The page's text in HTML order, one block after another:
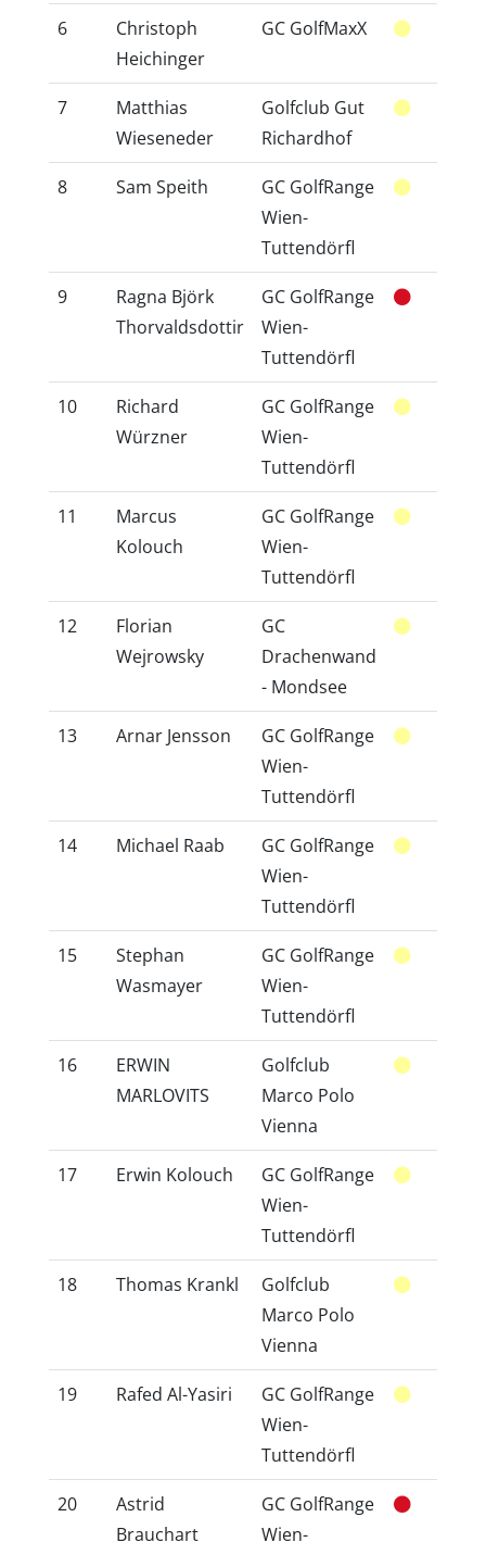
6
Christoph
Heichinger
GC GolfMaxX
7
Matthias
Wieseneder
Golfclub Gut
Richardhof
8 Sam Speith
GC GolfRange
Wien-
Tuttendörfl
9
Ragna Björk
Thorvaldsdottir
GC GolfRange
Wien-
Tuttendörfl
10
Richard
Würzner
GC GolfRange
Wien-
Tuttendörfl
11
Marcus
Kolouch
GC GolfRange
Wien-
Tuttendörfl
12
Florian
Wejrowsky
GC
Drachenwand
- Mondsee
13 Arnar Jensson
GC GolfRange
Wien-
Tuttendörfl
14 Michael Raab
GC GolfRange
Wien-
Tuttendörfl
15
Stephan
Wasmayer
GC GolfRange
Wien-
Tuttendörfl
16
ERWIN
MARLOVITS
Golfclub
Marco Polo
Vienna
17 Erwin Kolouch
GC GolfRange
Wien-
Tuttendörfl
18 Thomas Krankl
Golfclub
Marco Polo
Vienna
19 Rafed Al-Yasiri
GC GolfRange
Wien-
Tuttendörfl
20
Astrid
Brauchart
GC GolfRange
Wien-